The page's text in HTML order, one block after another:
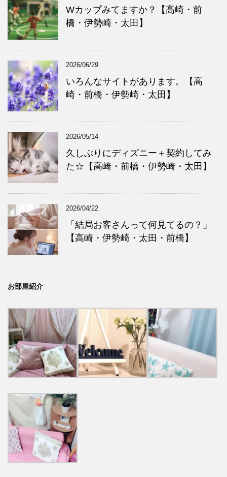
Wカップみてますか？【高崎・前
橋・伊勢崎・太田】
2026/06/29
いろんなサイトがあります。【高
崎・前橋・伊勢崎・太田】
2026/05/14
久しぶりにディズニー＋契約してみ
た☆【高崎・前橋・伊勢崎・太田】
2026/04/22
「結局お客さんって何見てるの？」
【高崎・伊勢崎・太田・前橋】
お部屋紹介